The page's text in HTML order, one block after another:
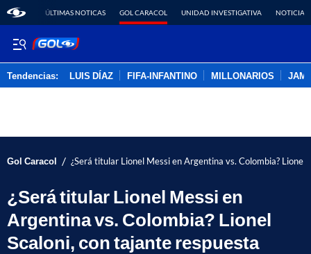
ÚLTIMAS NOTICAS GOL CARACOL UNIDAD INVESTIGATIVA NOTICIAS
Tendencias: LUIS DÍAZ FIFA-INFANTINO MILLONARIOS
Gol Caracol / ¿Será titular Lionel Messi en Argentina vs. Colombia? Lionel
¿Será titular Lionel Messi en
Argentina vs. Colombia? Lionel
Scaloni, con tajante respuesta